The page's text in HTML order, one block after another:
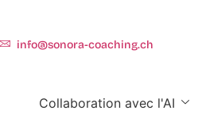
info@sonora-coaching.ch
Collaboration avec l'AI